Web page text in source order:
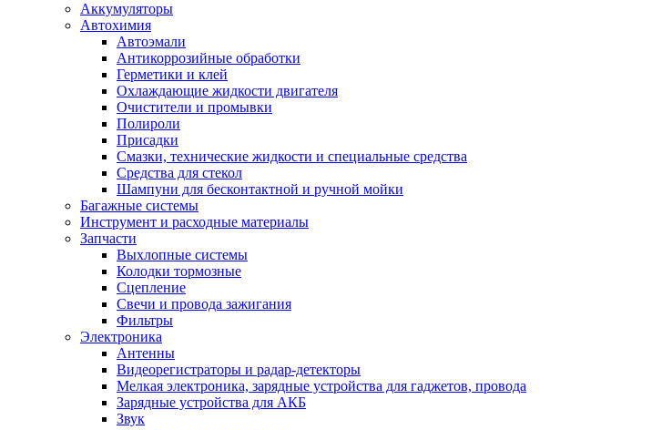
Аккумуляторы
Автохимия
Автоэмали
Антикоррозийные обработки
Герметики и клей
Охлаждающие жидкости двигателя
Очистители и промывки
Полироли
Присадки
Смазки, технические жидкости и специальные средства
Средства для стекол
Шампуни для бесконтактной и ручной мойки
Багажные системы
Инструмент и расходные материалы
Запчасти
Выхлопные системы
Колодки тормозные
Сцепление
Свечи и провода зажигания
Фильтры
Электроника
Антенны
Видеорегистраторы и радар-детекторы
Мелкая электроника, зарядные устройства для гаджетов, провода
Зарядные устройства для АКБ
Звук